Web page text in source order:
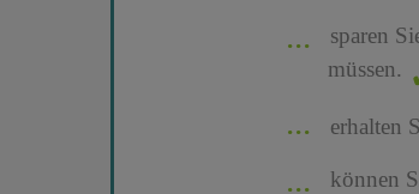
sparen
müssen.
erhalten
können